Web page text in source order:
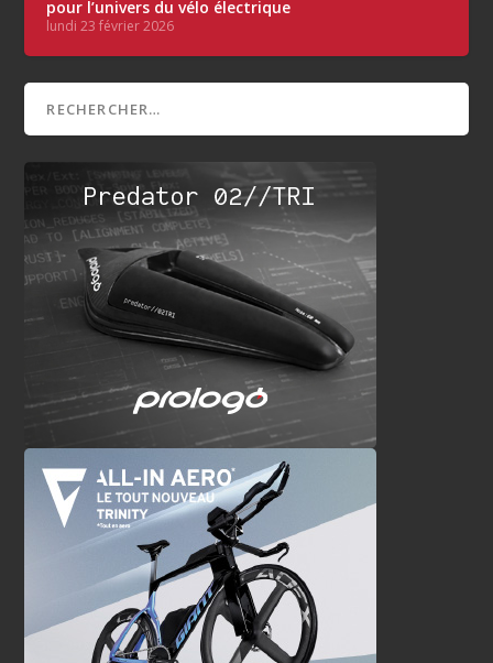
pour l’univers du vélo électrique
lundi 23 février 2026